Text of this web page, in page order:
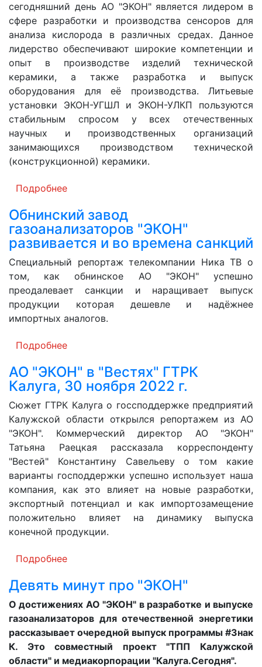
сегодняшний день АО "ЭКОН" является лидером в
сфере разработки и производства сенсоров для
анализа кислорода в различных средах. Данное
лидерство обеспечивают широкие компетенции и
опыт в производстве изделий технической
керамики, а также разработка и выпуск
оборудования для её производства. Литьевые
установки ЭКОН-УГШЛ и ЭКОН-УЛКП пользуются
стабильным спросом у всех отечественных
научных и производственных организаций
занимающихся производством технической
(конструкционной) керамики.
Подробнее
Обнинский завод
газоанализаторов "ЭКОН"
развивается и во времена санкций
Специальный репортаж телекомпании Ника ТВ о
том, как обнинское АО "ЭКОН" успешно
преодалевает санкции и наращивает выпуск
продукции которая дешевле и надёжнее
импортных аналогов.
Подробнее
АО "ЭКОН" в "Вестях" ГТРК
Калуга, 30 ноября 2022 г.
Сюжет ГТРК Калуга о госсподдержке предприятий
Калужской области открылся репортажем из АО
"ЭКОН". Коммерческий директор АО "ЭКОН"
Татьяна Раецкая рассказала корреспонденту
"Вестей" Константину Савельеву о том какие
варианты господдержки успешно использует наша
компания, как это влияет на новые разработки,
экспортный потенциал и как импортозамещение
положительно влияет на динамику выпуска
конечной продукции.
Подробнее
Девять минут про "ЭКОН"
О достижениях АО "ЭКОН" в разработке и выпуске
газоанализаторов для отечественной энергетики
рассказывает очередной выпуск программы #Знак
К. Это совместный проект "ТПП Калужской
области" и медиакорпорации "Калуга.Сегодня".